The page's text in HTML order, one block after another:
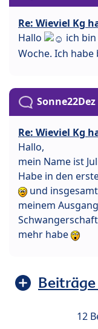
Re: Wieviel Kg
Hallo
ich
Woche. Ich
Sonne22Dez
Re: Wieviel Kg
Hallo,
mein Name ist
Habe in den
und
meinem
mehr habe
12